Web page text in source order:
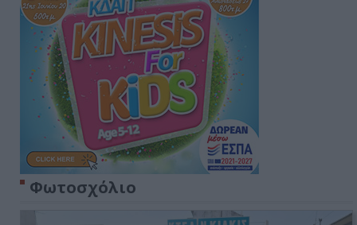
Φωτοσχόλιο